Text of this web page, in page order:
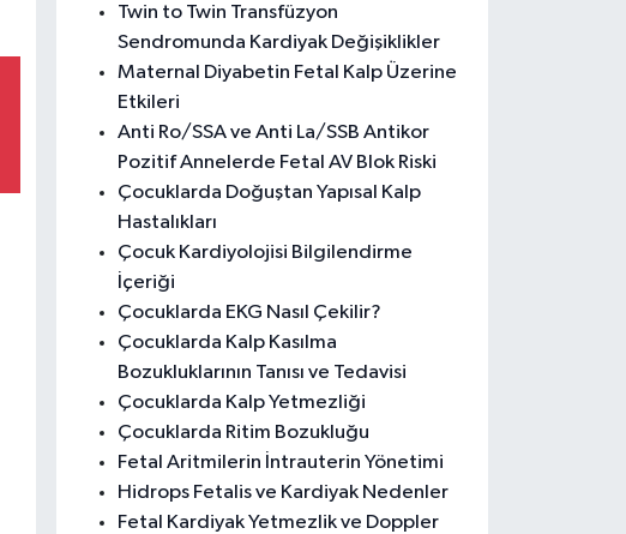
Twin to Twin Transfüzyon
Sendromunda Kardiyak Değişiklikler
Maternal Diyabetin Fetal Kalp Üzerine
Etkileri
Anti Ro/SSA ve Anti La/SSB Antikor
Pozitif Annelerde Fetal AV Blok Riski
Çocuklarda Doğuştan Yapısal Kalp
Hastalıkları
Çocuk Kardiyolojisi Bilgilendirme
İçeriği
Çocuklarda EKG Nasıl Çekilir?
Çocuklarda Kalp Kasılma
Bozukluklarının Tanısı ve Tedavisi
Çocuklarda Kalp Yetmezliği
Çocuklarda Ritim Bozukluğu
Fetal Aritmilerin İntrauterin Yönetimi
Hidrops Fetalis ve Kardiyak Nedenler
Fetal Kardiyak Yetmezlik ve Doppler